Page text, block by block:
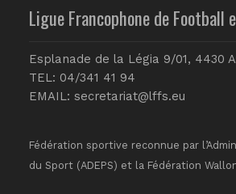
Ligue Francophone de Football
Esplanade de la Légia 9/01, 4430
TEL: 04/341 41 94
EMAIL: secretariat@lffs.eu
Fédération sportive reconnue par
du Sport (ADEPS) et la Fédération